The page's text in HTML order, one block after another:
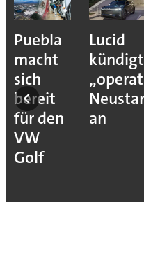
Puebla
macht
sich
bereit
für den
VW
Golf
Lucid
kündigt
an